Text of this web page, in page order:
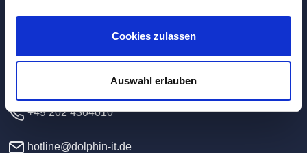
Cookies zulassen
Auswahl erlauben
42389 Wuppertal
+49 202 4304010
hotline@dolphin-it.de